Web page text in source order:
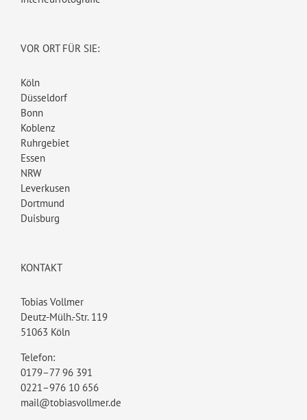
VOR ORT FÜR SIE:
Köln
Düsseldorf
Bonn
Koblenz
Ruhrgebiet
Essen
NRW
Leverkusen
Dortmund
Duisburg
KONTAKT
Tobias Vollmer
Deutz-Mülh.-Str. 119
51063 Köln
Telefon:
0179–77 96 391
0221–976 10 656
mail@tobiasvollmer.de